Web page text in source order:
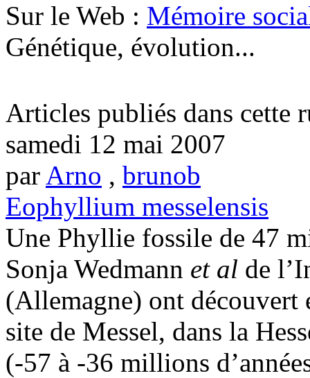
Sur le Web : Mémoire
Génétique, évolution...
Articles publiés dans cette
samedi 12 mai 2007
par Arno , brunob
Eophyllium messelensis
Une Phyllie fossile de 47
Sonja Wedmann et al de
(Allemagne) ont
site de Messel, dans la
(-57 à -36 millions